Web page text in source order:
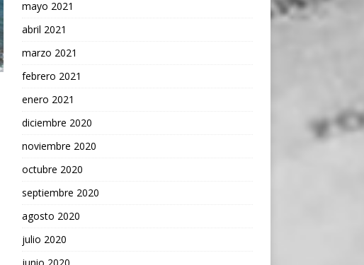
mayo 2021
abril 2021
marzo 2021
febrero 2021
enero 2021
diciembre 2020
noviembre 2020
octubre 2020
septiembre 2020
agosto 2020
julio 2020